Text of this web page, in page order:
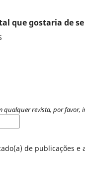
que gostaria de
qualquer revista, por favor,
de publicações e